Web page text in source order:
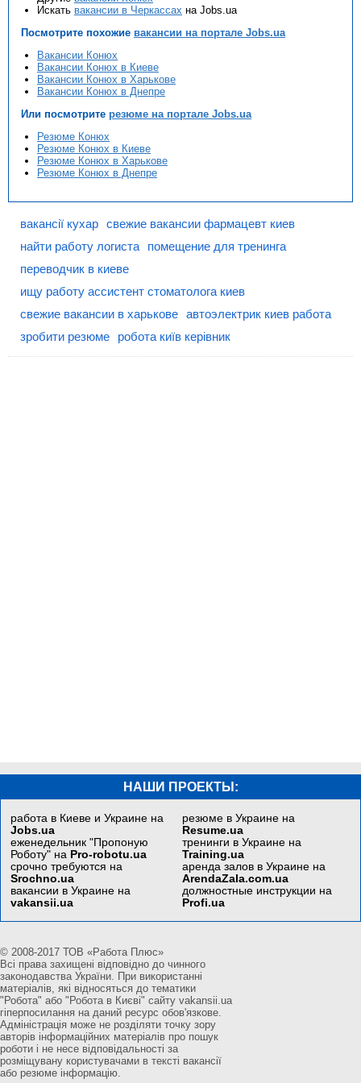
Искать вакансии в Черкассах на Jobs.ua
Посмотрите похожие вакансии на портале Jobs.ua
Вакансии Конюх
Вакансии Конюх в Киеве
Вакансии Конюх в Харькове
Вакансии Конюх в Днепре
Или посмотрите резюме на портале Jobs.ua
Резюме Конюх
Резюме Конюх в Киеве
Резюме Конюх в Харькове
Резюме Конюх в Днепре
вакансії кухар свежие вакансии фармацевт киев
найти работу логиста
помещение для тренинга
переводчик в киеве
ищу работу ассистент стоматолога киев
свежие вакансии в харькове автоэлектрик киев работа
зробити резюме
робота київ керівник
НАШИ ПРОЕКТЫ:
работа в Киеве и Украине на
Jobs.ua
еженедельник "Пропоную
Роботу" на Pro-robotu.ua
срочно требуются на
Srochno.ua
вакансии в Украине на
vakansii.ua
резюме в Украине на
Resume.ua
тренинги в Украине на
Training.ua
аренда залов в Украине на
ArendaZala.com.ua
должностные инструкции на
Profi.ua
© 2008-2017 ТОВ «Работа Плюс»
Всі права захищені відповідно до чинного
законодавства України. При використанні
матеріалів, які відносяться до тематики
"Робота" або "Робота в Києві" сайту vakansii.ua
гіперпосилання на даний ресурс обов'язкове.
Адміністрація може не розділяти точку зору
авторів інформаційних матеріалів про пошук
роботи і не несе відповідальності за
розміщувану користувачами в тексті вакансії
або резюме інформацію.